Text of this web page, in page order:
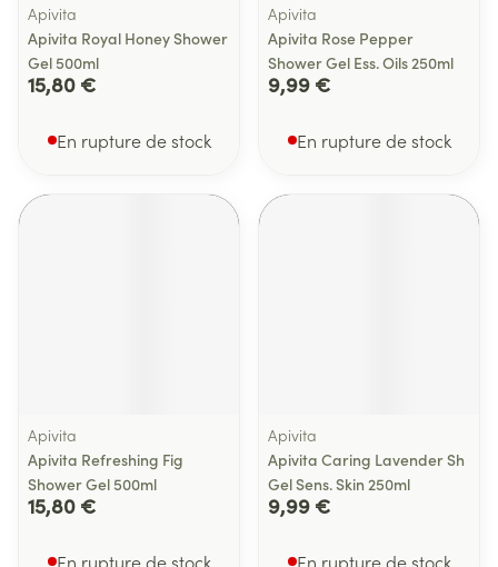
Apivita
Apivita Royal Honey Shower
Gel 500ml
15,80 €
En rupture de stock
Apivita
Apivita Rose Pepper
Shower Gel Ess. Oils 250ml
9,99 €
En rupture de stock
Apivita
Apivita Refreshing Fig
Shower Gel 500ml
15,80 €
En rupture de stock
Apivita
Apivita Caring Lavender Sh
Gel Sens. Skin 250ml
9,99 €
En rupture de stock